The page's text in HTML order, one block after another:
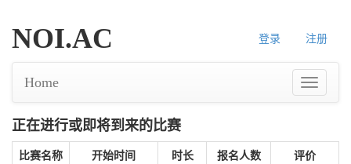
登录 注册
NOI.AC
Home
正在进行或即将到来的比赛
比赛名称 开始时间 时长 报名人数 评价